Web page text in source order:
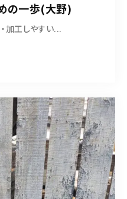
の一歩(大野)
加工しやすい...